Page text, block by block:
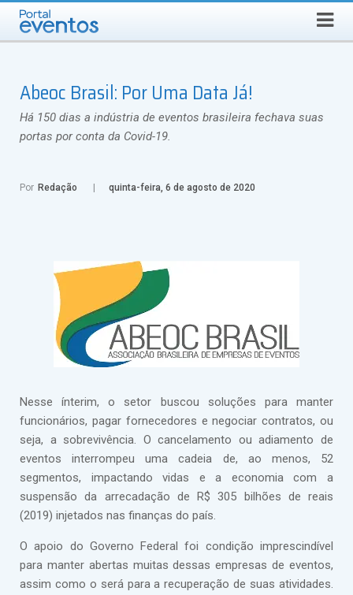
Select Language ▼
Abeoc Brasil: Por Uma Data Já!
Há 150 dias a indústria de eventos brasileira fechava suas
portas por conta da Covid-19.
Por Redação quinta-feira, 6 de agosto de 2020
Nesse ínterim, o setor buscou soluções para manter
funcionários, pagar fornecedores e negociar contratos, ou
seja, a sobrevivência. O cancelamento ou adiamento de
eventos interrompeu uma cadeia de, ao menos, 52
segmentos, impactando vidas e a economia com a
suspensão da arrecadação de R$ 305 bilhões de reais
(2019) injetados nas finanças do país.
O apoio do Governo Federal foi condição imprescindível
para manter abertas muitas dessas empresas de eventos,
assim como o será para a recuperação de suas atividades.